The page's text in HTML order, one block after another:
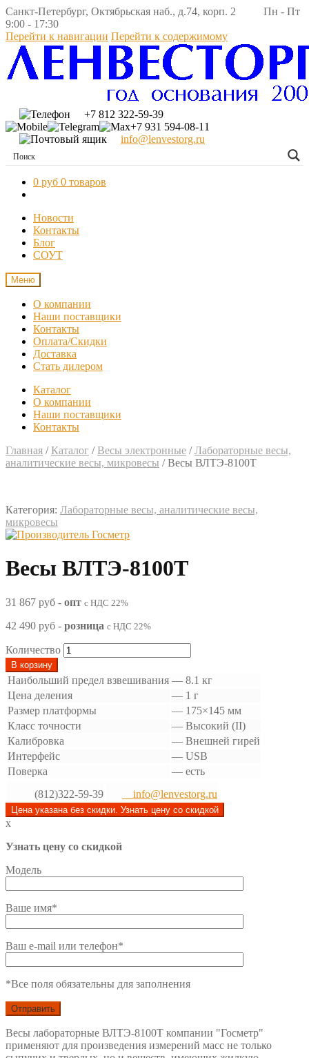
Санкт-Петербург, Октябрьская наб., д.74, корп. 2 Пн - Пт
9:00 - 17:30
Перейти к навигации Перейти к содержимому
+7 812 322-59-39
+7 931 594-08-11
info@lenvestorg.ru
0 руб 0 товаров
Новости
Контакты
Блог
СОУТ
Меню
О компании
Наши поставщики
Контакты
Оплата/Скидки
Доставка
Стать дилером
Каталог
О компании
Наши поставщики
Контакты
Главная / Каталог / Весы электронные /Лабораторные весы,
аналитические весы, микровесы /Весы ВЛТЭ-8100Т
Категория: Лабораторные весы, аналитические весы,
микровесы
Весы ВЛТЭ-8100Т
31 867 руб - опт с НДС 22%
42 490 руб - розница с НДС 22%
Количество
В корзину
Наибольший предел взвешивания — 8.1 кг
Цена деления
— 1 г
Размер платформы
— 175×145 мм
Класс точности
— Высокий (II)
Калибровка
— Внешней гирей
Интерфейс
— USB
Поверка
— есть
(812)322-59-39
info@lenvestorg.ru
Цена указана без скидки. Узнать цену со скидкой
x
Узнать цену со скидкой
Модель
Ваше имя*
Ваш e-mail или телефон*
*Все поля обязательны для заполнения
Весы лабораторные ВЛТЭ-8100Т компании "Госметр"
применяют для произведения измерений масс не только